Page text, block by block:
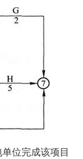
位完成该项目